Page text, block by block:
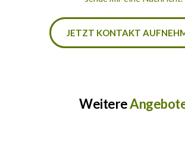
JETZT KONTAKT
Weitere